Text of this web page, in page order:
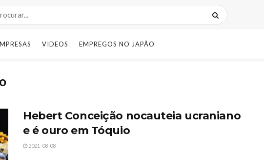
VIDEOS EMPREGOS NO JAPÃO
Hebert Conceição nocauteia ucraniano
e é ouro em Tóquio
2021-08-08